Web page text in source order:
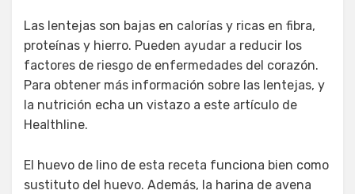
Las lentejas son bajas en calorías y ricas en fibra,
proteínas y hierro. Pueden ayudar a reducir los
factores de riesgo de enfermedades del corazón.
Para obtener más información sobre las lentejas, y
la nutrición echa un vistazo a este artículo de
Healthline.
El huevo de lino de esta receta funciona bien como
sustituto del huevo. Además, la harina de avena